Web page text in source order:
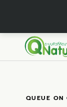
QUEUE ON